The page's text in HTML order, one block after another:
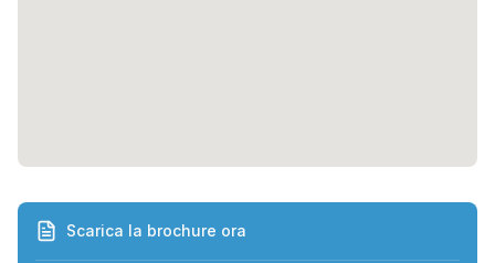
Scarica la brochure ora